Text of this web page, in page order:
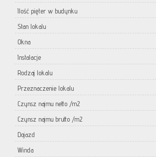
Ilość pięter w budynku
Stan lokalu
Okna
Instalacje
Rodzaj lokalu
Przeznaczenie lokalu
Czynsz najmu netto /m2
Czynsz najmu brutto /m2
Dojazd
Winda